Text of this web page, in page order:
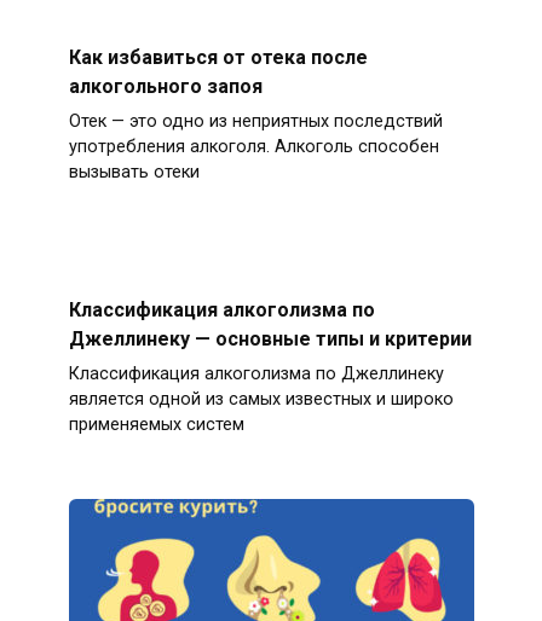
Как избавиться от отека после
алкогольного запоя
Отек — это одно из неприятных последствий
употребления алкоголя. Алкоголь способен
вызывать отеки
Классификация алкоголизма по
Джеллинеку — основные типы и критерии
Классификация алкоголизма по Джеллинеку
является одной из самых известных и широко
применяемых систем